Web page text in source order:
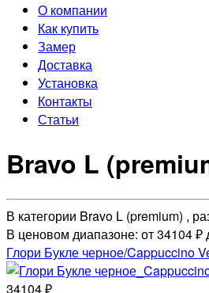
О компании
Как купить
Замер
Доставка
Установка
Контакты
Статьи
Bravo L
В категории Bravo L (premium) ,
В ценовом диапазоне: от 34104 ₽
Глори Букле черное/Cappuccino
34104 ₽